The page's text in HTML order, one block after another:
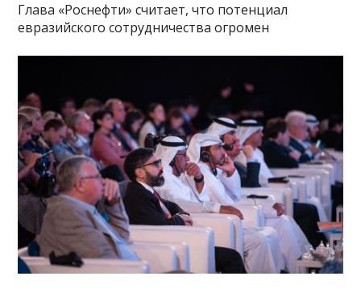
Глава «Роснефти» считает, что потенциал
евразийского сотрудничества огромен